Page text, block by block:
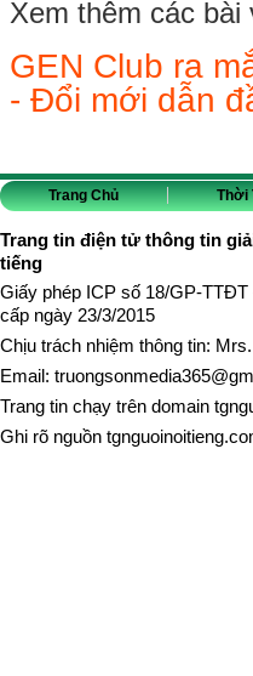
Xem thêm các
GEN Club ra
- Đổi mới dẫn
Trang Chủ Thời
Trang tin điện tử thông tin
tiếng
Giấy phép ICP số 18/GP-
cấp ngày 23/3/2015
Chịu trách nhiệm thông tin:
Email:
Trang tin chạy trên domain
Ghi rõ nguồn